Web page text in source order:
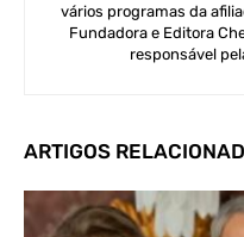
vários programas da
Fundadora e Editora
responsável
ARTIGOS